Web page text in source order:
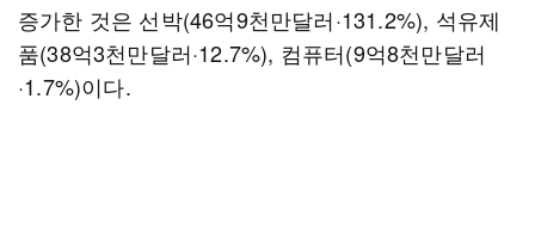
증가한 것은 선박(46억9천만달러·131.2%), 석유제
품(38억3천만달러·12.7%), 컴퓨터(9억8천만달러
·1.7%)이다.